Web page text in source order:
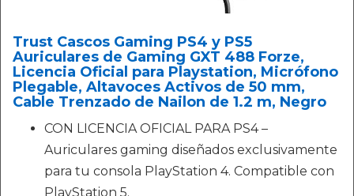
Trust Cascos Gaming PS4 y PS5
Auriculares de Gaming GXT 488 Forze,
Licencia Oficial para Playstation, Micrófono
Plegable, Altavoces Activos de 50 mm,
Cable Trenzado de Nailon de 1.2 m, Negro
CON LICENCIA OFICIAL PARA PS4 –
Auriculares gaming diseñados exclusivamente
para tu consola PlayStation 4. Compatible con
PlayStation 5.